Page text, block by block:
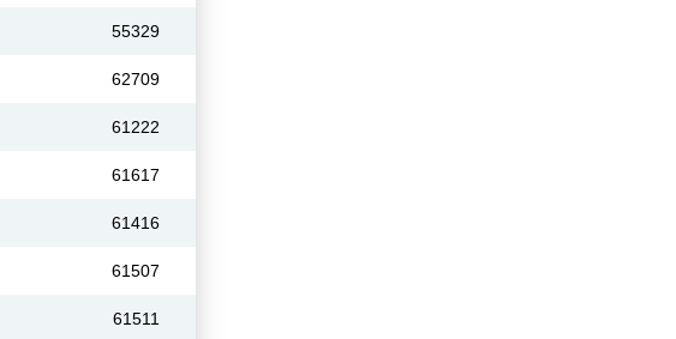
55329
62709
61222
61617
61416
61507
61511